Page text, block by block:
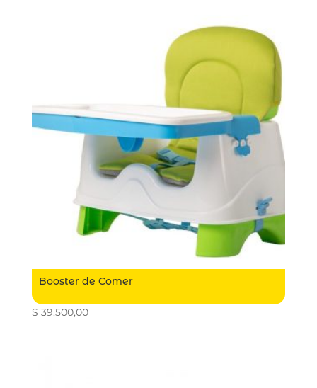
Booster de Comer
$ 39.500,00